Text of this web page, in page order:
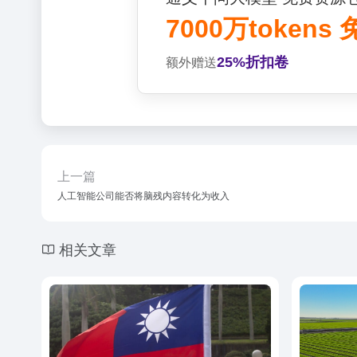
7000万tokens
额外赠送25%折扣卷
上一篇
人工智能公司能否将脑残内容转化为收入
相关文章